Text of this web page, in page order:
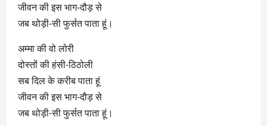
जीवन की इस भाग-दौड़ से
जब थोड़ी-सी फुर्सत पाता हूं।
अम्मा की वो लोरी
दोस्तों की हंसी-ठिठोली
सब दिल के करीब पाता हूं
जीवन की इस भाग-दौड़ से
जब थोड़ी-सी फुर्सत पाता हूं।